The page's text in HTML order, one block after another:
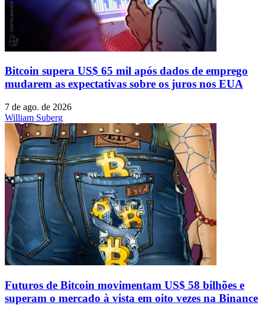
Bitcoin supera US$ 65 mil após dados de emprego
mudarem as expectativas sobre os juros nos EUA
7 de ago. de 2026
William Suberg
Futuros de Bitcoin movimentam US$ 58 bilhões e
superam o mercado à vista em oito vezes na Binance